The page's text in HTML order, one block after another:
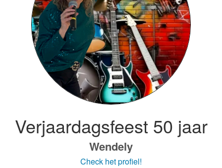
Verjaardagsfeest 50 jaar
Wendely
Check het profiel!